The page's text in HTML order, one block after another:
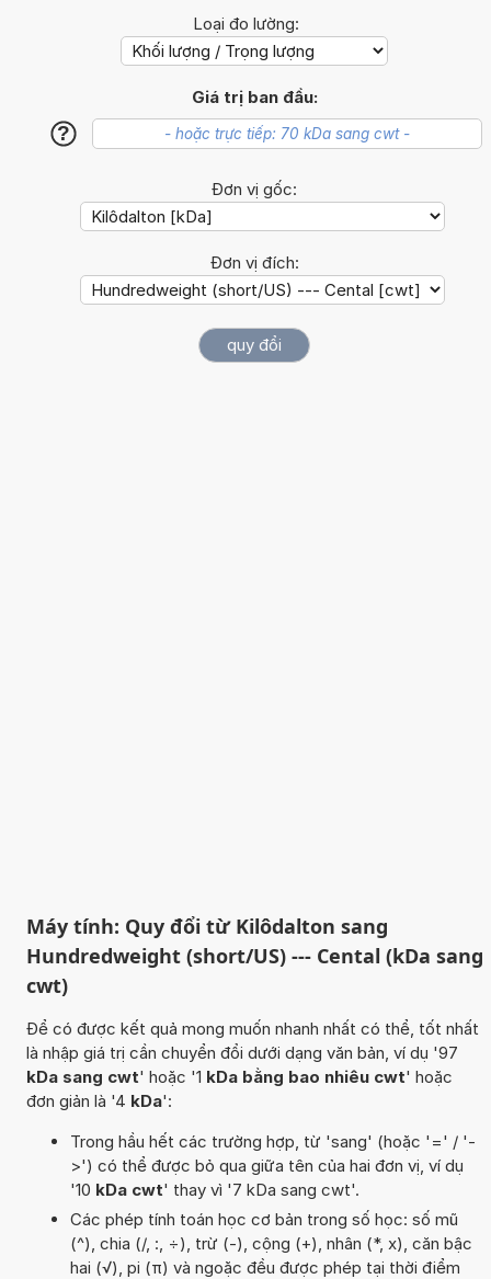
Loại đo lường:
Giá trị ban đầu:
?
Đơn vị gốc:
Đơn vị đích:
Máy tính: Quy đổi từ Kilôdalton sang
Hundredweight (short/US) --- Cental (kDa sang
cwt)
Để có được kết quả mong muốn nhanh nhất có thể, tốt nhất
là nhập giá trị cần chuyển đổi dưới dạng văn bản, ví dụ '97
kDa sang cwt' hoặc '1 kDa bằng bao nhiêu cwt' hoặc
đơn giản là '4 kDa':
Trong hầu hết các trường hợp, từ 'sang' (hoặc '=' / '-
>') có thể được bỏ qua giữa tên của hai đơn vị, ví dụ
'10 kDa cwt' thay vì '7 kDa sang cwt'.
Các phép tính toán học cơ bản trong số học: số mũ
(^), chia (/, :, ÷), trừ (-), cộng (+), nhân (*, x), căn bậc
hai (√), pi (π) và ngoặc đều được phép tại thời điểm